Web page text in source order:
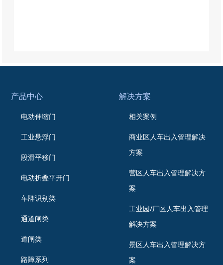
产品中心
电动伸缩门
工业悬浮门
段滑平移门
电动折叠平开门
车牌识别类
通道闸类
道闸类
路障系列
解决方案
相关案例
商业区人车出入管理解决
方案
营区人车出入管理解决方
案
工业园/厂区人车出入管理
解决方案
景区人车出入管理解决方
案